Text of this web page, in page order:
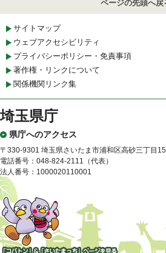
ページの先頭へ戻
サイトマップ
ウェブアクセシビリティ
プライバシーポリシー・免責事項
著作権・リンクについて
関係機関リンク集
埼玉県庁
県庁へのアクセス
〒330-9301 埼玉県さいたま市浦和区高砂三丁目
電話番号：048-824-2111（代表）
法人番号：1000020110001